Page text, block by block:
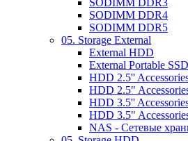
SODIMM DDR3
SODIMM DDR4
SODIMM DDR5
05. Storage External
External HDD
External Portable SSD
HDD 2.5''
HDD 2.5"
HDD 3.5''
HDD 3.5"
NAS - Сетевые